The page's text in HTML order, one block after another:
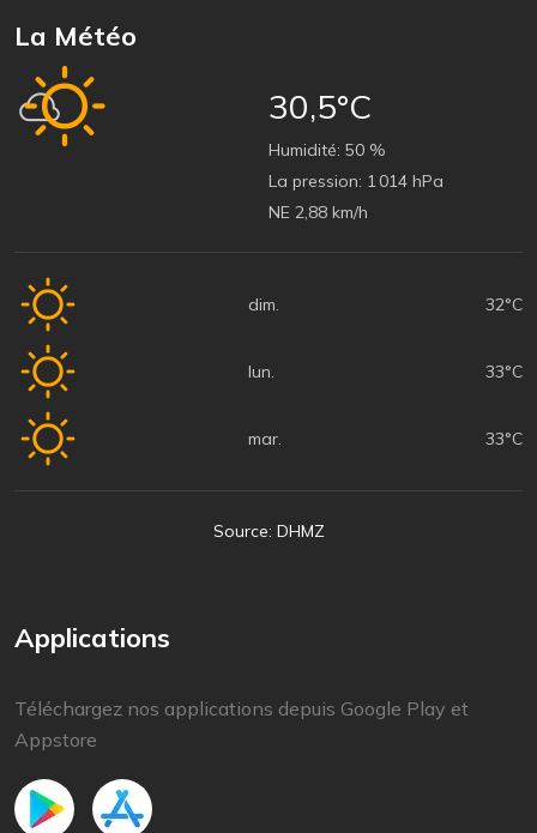
La Météo
30,5°C
Humidité: 50 %
La pression: 1 014 hPa
NE 2,88 km/h
dim. 32°C
lun. 33°C
mar. 33°C
Source: DHMZ
Applications
Téléchargez nos applications depuis Google Play et
Appstore